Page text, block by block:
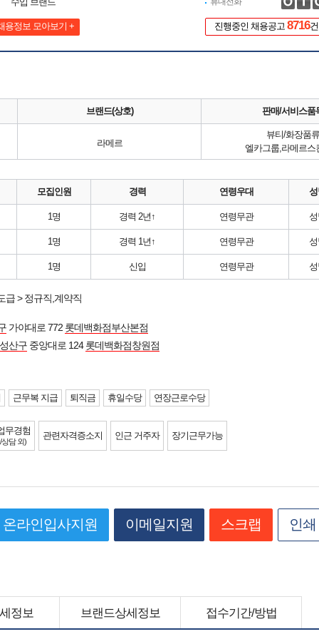
용정보 모아보기 + 진행중인 채용공고 8716건
브랜드(상호) 판매/서비스품
라메르
뷰티/화장품류
엘카그룹,라메르스
모집인원 경력 연령우대
1명 경력 2년↑ 연령무관
1명 경력 1년↑ 연령무관
1명 신입 연령무관
급 > 정규직,계약직
가야대로 772 롯데백화점부산본점
산구 중앙대로 124롯데백화점창원점
근무복 지급 퇴직금 휴일수당 연장근로수당
무경험
상담 외)
관련자격증소지 인근 거주자 장기근무가능
온라인입사지원 이메일지원 스크랩 인쇄
정보 브랜드상세정보 접수기간/방법